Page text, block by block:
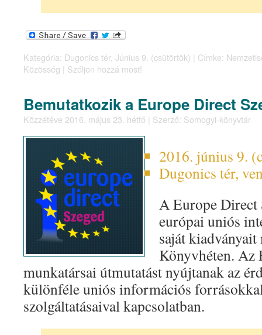
Kategória: Dugonics tér, Június 9. (csütörtök) | Címke:
Közösség | Szóljon hozzá most!
Bemutatkozik a Europe Direct
Közzétéve 2016. május 23. hétfő | Szerző: Somogyi-könyvtár
2016. június 9.
Dugonics tér,
A Europe Direct
európai uniós
saját
Könyvhéten. Az
munkatársai útmutatást nyújtanak az
különféle uniós információs
szolgáltatásaival kapcsolatban.